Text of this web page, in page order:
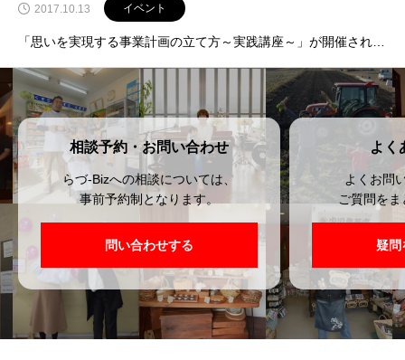
2017.10.13 イベント
相談予約・お問い合わせ
らづ-Bizへの相談については、
事前予約制となります。
問い合わせする
よく
よくお問
ご質問を
疑問